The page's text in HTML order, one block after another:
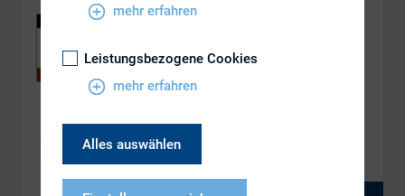
DOWNLOAD
Herausforderung M&A-Kommunikation
mehr erfahren
Leistungsbezogene Cookies
mehr erfahren
Alles auswählen